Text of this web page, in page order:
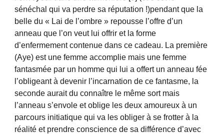
sénéchal qui va perdre sa réputation !)pendant que la
belle du « Lai de l’ombre » repousse l’offre d’un
anneau que l’on veut lui offrir et la forme
d’enfermement contenue dans ce cadeau. La première
(Aye) est une femme accomplie mais une femme
fantasmée par un homme qui lui a offert un anneau fée
l’obligeant à devenir l’incarnation de ce fantasme, la
seconde aurait du connaître le même sort mais
l’anneau s’envole et oblige les deux amoureux à un
parcours initiatique qui va les obliger à se frotter à la
réalité et prendre conscience de sa différence d’avec